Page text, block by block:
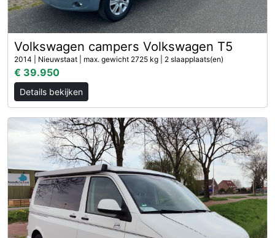
Volkswagen campers Volkswagen T5
2014 | Nieuwstaat | max. gewicht 2725 kg | 2 slaapplaats(en)
€ 39.950
Details bekijken